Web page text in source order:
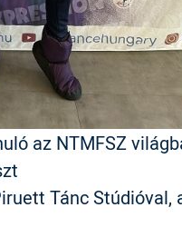
az NTMFSZ
Tánc Stúdióval,